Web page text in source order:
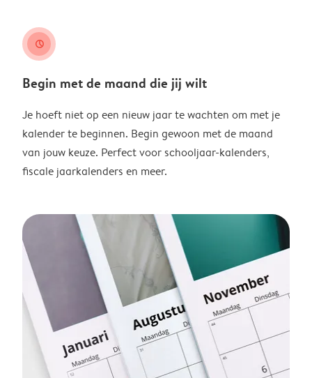
clock
Begin met de maand die jij wilt
Je hoeft niet op een nieuw jaar te wachten om met je
kalender te beginnen. Begin gewoon met de maand
van jouw keuze. Perfect voor schooljaar-kalenders,
fiscale jaarkalenders en meer.